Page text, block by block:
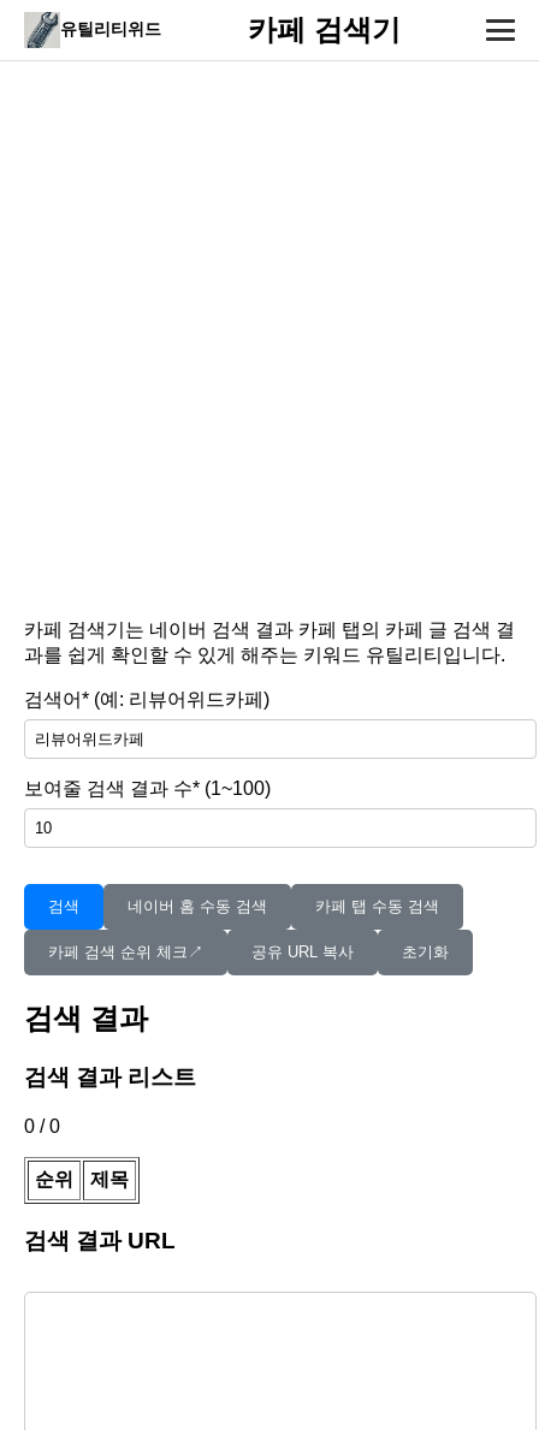
유틸리티위드 카페 검색기
카페 검색기는 네이버 검색 결과 카페 탭의 카페 글 검색 결
과를 쉽게 확인할 수 있게 해주는 키워드 유틸리티입니다.
검색어* (예: 리뷰어위드카페)
보여줄 검색 결과 수* (1~100)
검색 네이버 홈 수동 검색 카페 탭 수동 검색
카페 검색 순위 체크↗︎ 공유 URL 복사 초기화
검색 결과
검색 결과 리스트
0 /0
순위 제목
검색 결과 URL